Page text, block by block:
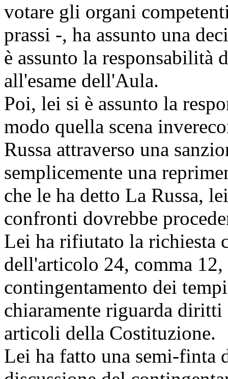
votare gli organi
prassi -, ha assunto una
è assunto la responsabilità
all'esame dell'Aula.
Poi, lei si è assunto la
modo quella scena
Russa attraverso una
semplicemente una
che le ha detto La Russa,
confronti dovrebbe
Lei ha rifiutato la richiesta
dell'articolo 24, comma
contingentamento dei
chiaramente riguarda
articoli della Costituzione.
Lei ha fatto una semi-finta